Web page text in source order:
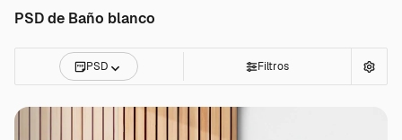
PSD de Baño blanco
PSD Filtros